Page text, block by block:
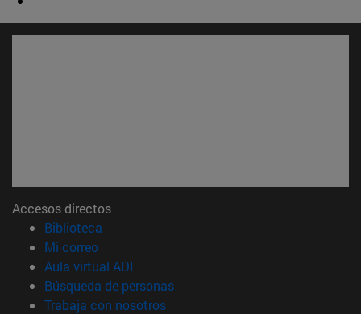
Accesos directos
Biblioteca
Mi correo(abre en nueva ventana)
Aula virtual ADI
Búsqueda de personas(abre en nueva ventana)
Trabaja con nosotros(abre en nueva ventana)